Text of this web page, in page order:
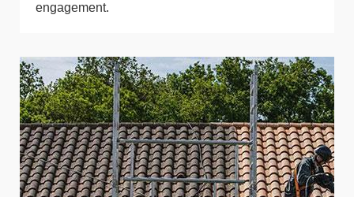
engagement.